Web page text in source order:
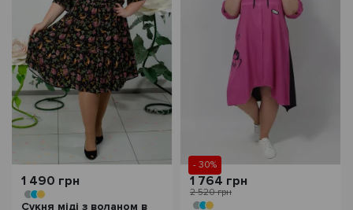
1 490 грн
Сукня міді з воланом в
- 30%
1 764 грн
2 520 грн